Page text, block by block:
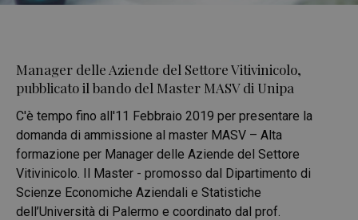
Manager delle Aziende del Settore Vitivinicolo,
pubblicato il bando del Master MASV di Unipa
C'è tempo fino all'11 Febbraio 2019 per presentare la
domanda di ammissione al master MASV – Alta
formazione per Manager delle Aziende del Settore
Vitivinicolo. Il Master - promosso dal Dipartimento di
Scienze Economiche Aziendali e Statistiche
dell’Università di Palermo e coordinato dal prof.